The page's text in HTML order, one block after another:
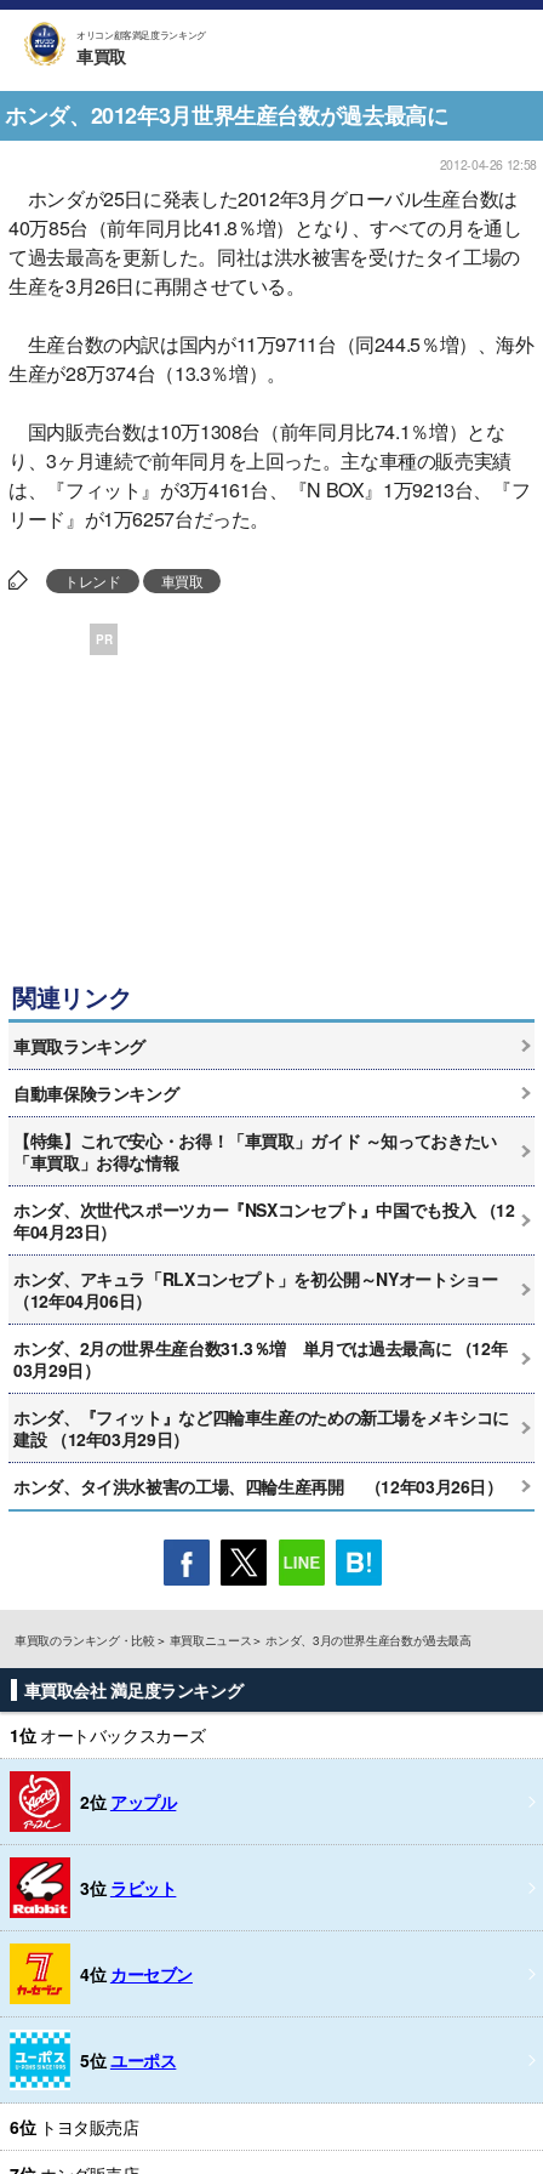
オリコン顧客満足度ランキング
車買取
ホンダ、2012年3月世界生産台数が過去最高に
2012-04-26 12:58
ホンダが25日に発表した2012年3月グローバル生産台数は
40万85台（前年同月比41.8％増）となり、すべての月を通し
て過去最高を更新した。同社は洪水被害を受けたタイ工場の
生産を3月26日に再開させている。
生産台数の内訳は国内が11万9711台（同244.5％増）、海外
生産が28万374台（13.3％増）。
国内販売台数は10万1308台（前年同月比74.1％増）とな
り、3ヶ月連続で前年同月を上回った。主な車種の販売実績
は、『フィット』が3万4161台、『N BOX』1万9213台、『フ
リード』が1万6257台だった。
トレンド 車買取
PR
関連リンク
車買取ランキング
自動車保険ランキング
【特集】これで安心・お得！「車買取」ガイド ～知っておきたい
「車買取」お得な情報
ホンダ、次世代スポーツカー『NSXコンセプト』中国でも投入 （12
年04月23日）
ホンダ、アキュラ「RLXコンセプト」を初公開～NYオートショー
（12年04月06日）
ホンダ、2月の世界生産台数31.3％増 単月では過去最高に （12年
03月29日）
ホンダ、『フィット』など四輪車生産のための新工場をメキシコに
建設 （12年03月29日）
ホンダ、タイ洪水被害の工場、四輪生産再開 （12年03月26日）
車買取のランキング・比較 車買取ニュース ホンダ、3月の世界生産台数が過去最高
車買取会社 満足度ランキング
1位 オートバックスカーズ
2位 アップル
3位 ラビット
4位 カーセブン
5位ユーポス
6位 トヨタ販売店